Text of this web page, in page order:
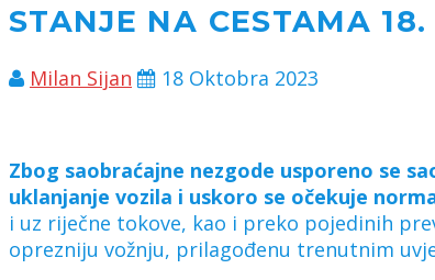
STANJE NA CESTAMA
Milan Sijan 18 Oktobra 2023
Zbog saobraćajne nezgode usporeno se
uklanjanje vozila i uskoro se očekuje
i uz riječne tokove, kao i preko pojedinih
oprezniju vožnju, prilagođenu trenutnim